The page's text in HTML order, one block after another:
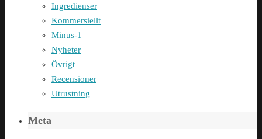
Ingredienser
Kommersiellt
Minus-1
Nyheter
Övrigt
Recensioner
Utrustning
Meta